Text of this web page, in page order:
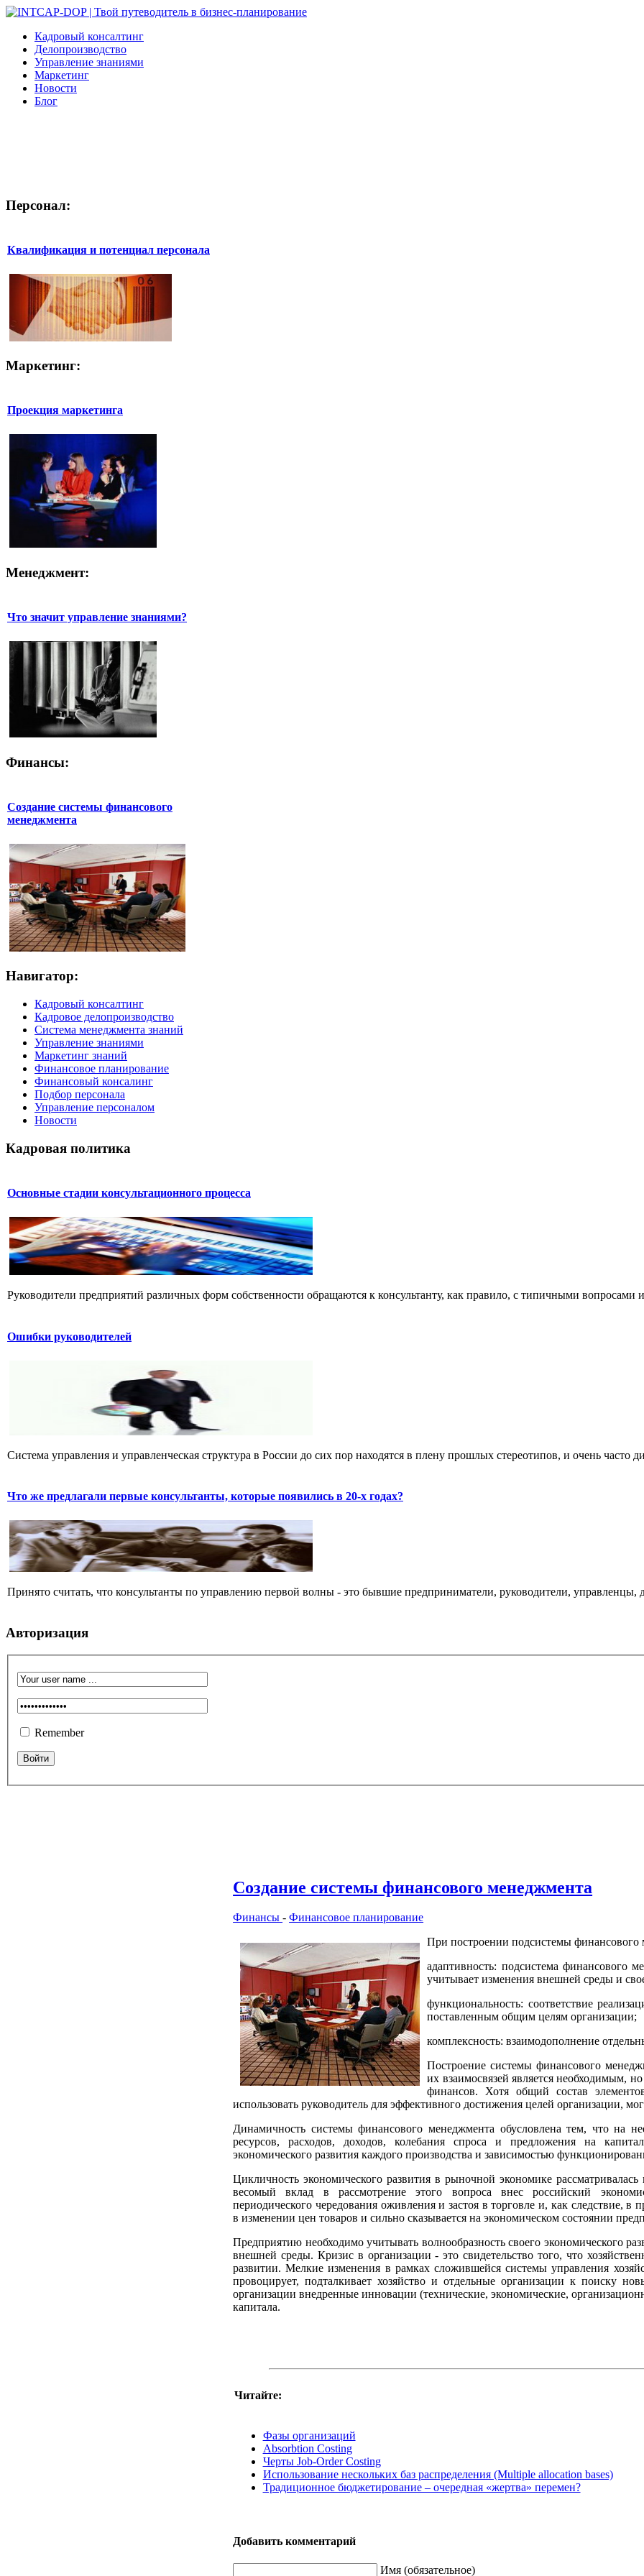
Кадровый консалтинг
Делопроизводство
Управление знаниями
Маркетинг
Новости
Блог
Персонал:
Квалификация и потенциал персонала
Маркетинг:
Проекция маркетинга
Менеджмент:
Что значит управление знаниями?
Финансы:
Создание системы финансового
менеджмента
Навигатор:
Кадровый консалтинг
Кадровое делопроизводство
Система менеджмента знаний
Управление знаниями
Маркетинг знаний
Финансовое планирование
Финансовый консалинг
Подбор персонала
Управление персоналом
Новости
Кадровая политика
Основные стадии консультационного процесса
Руководители предприятий различных форм собственности обращаются к консультанту, как правило, с типичными вопросами и
Ошибки руководителей
Система управления и управленческая структура в России до сих пор находятся в плену прошлых стереотипов, и очень часто
Что же предлагали первые консультанты, которые появились в 20-х годах?
Принято считать, что консультанты по управлению первой волны - это бывшие предприниматели, руководители, управленцы,
Авторизация
Remember
Создание системы финансового менеджмента
Финансы-Финансовое планирование
При построении подсистемы финансового
адаптивность: подсистема финансового
учитывает изменения внешней среды и
функциональность: соответствие
поставленным общим целям организации;
комплексность: взаимодополнение
Построение системы финансового
их взаимосвязей является необходимым,
финансов. Хотя общий состав
использовать руководитель для эффективного достижения целей организации,
Динамичность системы финансового менеджмента обусловлена тем, что на
ресурсов, расходов, доходов, колебания спроса и предложения на
экономического развития каждого производства и зависимостью
Цикличность экономического развития в рыночной экономике
весомый вклад в рассмотрение этого вопроса внес российский
периодического чередования оживления и застоя в торговле и, как следствие,
в изменении цен товаров и сильно сказывается на экономическом состоянии
Предприятию необходимо учитывать волнообразность своего экономического
внешней среды. Кризис в организации - это свидетельство того, что
развитии. Мелкие изменения в рамках сложившейся системы управления
провоцирует, подталкивает хозяйство и отдельные организации к поиску
организации внедренные инновации (технические, экономические,
капитала.
Читайте:
Фазы организаций
Absorbtion Costing
Черты Job-Order Costing
Использование нескольких баз распределения (Multiple allocation bases)
Традиционное бюджетирование – очередная «жертва» перемен?
Добавить комментарий
Имя (обязательное)